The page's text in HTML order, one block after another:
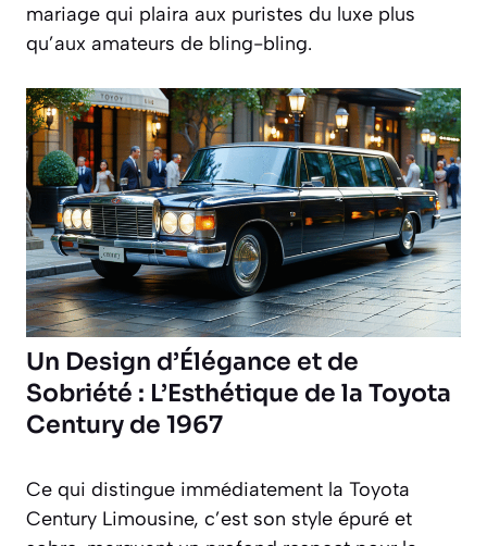
mariage qui plaira aux puristes du luxe plus
qu’aux amateurs de bling-bling.
Un Design d’Élégance et de
Sobriété : L’Esthétique de la Toyota
Century de 1967
Ce qui distingue immédiatement la Toyota
Century Limousine, c’est son style épuré et